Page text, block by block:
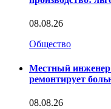
08.08.26
Общество
Местный
ремонтирует
08.08.26